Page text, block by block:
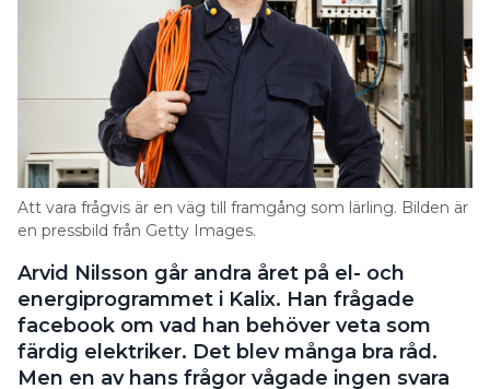
Att vara frågvis är en väg till framgång som lärling. Bilden är
en pressbild från Getty Images.
Arvid Nilsson går andra året på el- och
energiprogrammet i Kalix. Han frågade
facebook om vad han behöver veta som
färdig elektriker. Det blev många bra råd.
Men en av hans frågor vågade ingen svara